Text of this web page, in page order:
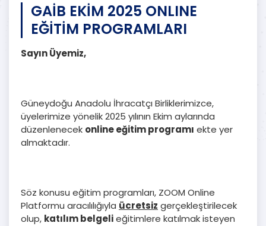
GAİB EKİM 2025 ONLINE
EĞİTİM PROGRAMLARI
Sayın Üyemiz,
Güneydoğu Anadolu İhracatçı Birliklerimizce,
üyelerimize yönelik 2025 yılının Ekim aylarında
düzenlenecek online eğitim programı ekte yer
almaktadır.
Söz konusu eğitim programları, ZOOM Online
Platformu aracılılığıyla ücretsiz gerçekleştirilecek
olup, katılım belgelieğitimlere katılmak isteyen